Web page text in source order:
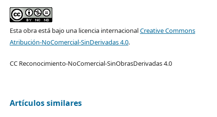
Esta obra está bajo una licencia internacionalCreative Commons
Atribución-NoComercial-SinDerivadas 4.0.
CC Reconocimiento-NoComercial-SinObrasDerivadas 4.0
Artículos similares